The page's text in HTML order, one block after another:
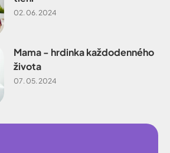
02. 06. 2024
Mama - hrdinka každodenného
života
07. 05. 2024